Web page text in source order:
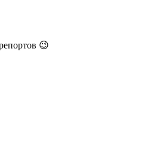
😉